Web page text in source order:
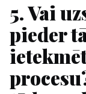
5. Vai
pieder